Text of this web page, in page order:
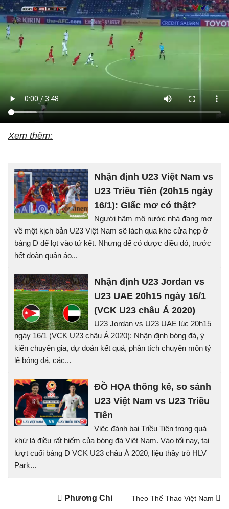
Xem thêm:
Nhận định U23 Việt Nam vs
U23 Triều Tiên (20h15 ngày
16/1): Giấc mơ có thật?
Người hâm mộ nước nhà đang mơ
về một kịch bản U23 Việt Nam sẽ lách qua khe cửa hẹp ở
bảng D để lọt vào tứ kết. Nhưng để có được điều đó, trước
hết đoàn quân áo...
Nhận định U23 Jordan vs
U23 UAE 20h15 ngày 16/1
(VCK U23 châu Á 2020)
U23 Jordan vs U23 UAE lúc 20h15
ngày 16/1 (VCK U23 châu Á 2020): Nhận định bóng đá, ý
kiến chuyên gia, dự đoán kết quả, phân tích chuyên môn tỷ
lệ bóng đá, các...
ĐỒ HỌA thống kê, so sánh
U23 Việt Nam vs U23 Triều
Tiên
Việc đánh bại Triều Tiên trong quá
khứ là điều rất hiếm của bóng đá Việt Nam. Vào tối nay, tại
lượt cuối bảng D VCK U23 châu Á 2020, liệu thầy trò HLV
Park...
Phương Chi Theo Thể Thao Việt Nam